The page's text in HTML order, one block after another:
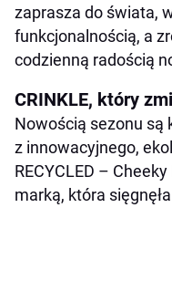
zaprasza do świata,
funkcjonalnością, a
codzienną radością
CRINKLE, który
Nowością sezonu są
z innowacyjnego,
RECYCLED –
marką, która